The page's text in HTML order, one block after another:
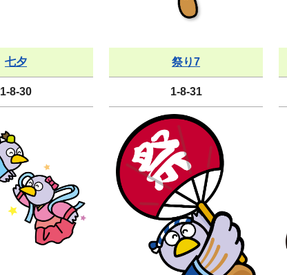
七夕
1-8-30
祭り7
1-8-31